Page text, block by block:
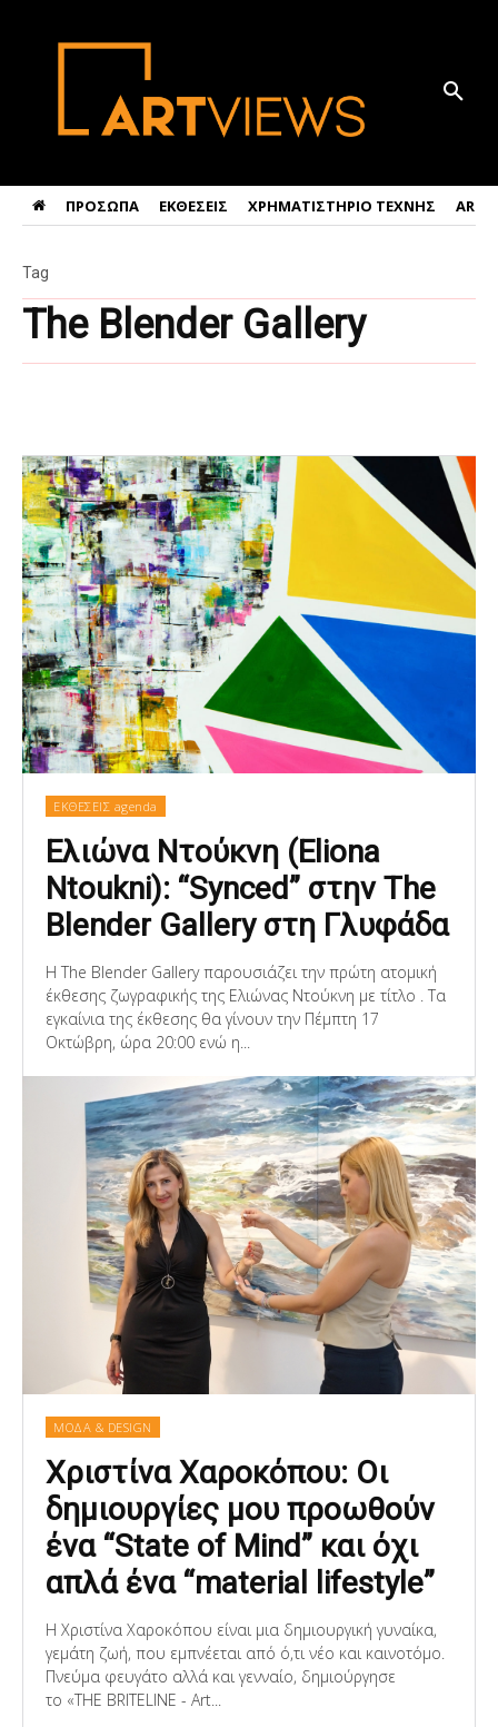
ΠΡΟΣΩΠΑ ΕΚΘΕΣΕΙΣ ΧΡΗΜΑΤΙΣΤΗΡΙΟ ΤΕΧΝΗΣ ART
The Blender Gallery
Tag
ΕΚΘΕΣΕΙΣ agenda
Ελιώνα Ντούκνη (Eliona
Ntoukni): “Synced” στην The
Blender Gallery στη Γλυφάδα
Η The Blender Gallery παρουσιάζει την πρώτη ατομική
έκθεσης ζωγραφικής της Ελιώνας Ντούκνη με τίτλο . Τα
εγκαίνια της έκθεσης θα γίνουν την Πέμπτη 17
Oκτώβρη, ώρα 20:00 ενώ η...
ΜΟΔΑ & DESIGN
Χριστίνα Χαροκόπου: Οι
δημιουργίες μου προωθούν
ένα “State of Mind” και όχι
απλά ένα “material lifestyle”
Η Χριστίνα Χαροκόπου είναι μια δημιουργική γυναίκα,
γεμάτη ζωή, που εμπνέεται από ό,τι νέο και καινοτόμο.
Πνεύμα φευγάτο αλλά και γενναίο, δημιούργησε
το «THE BRITELINE - Art...